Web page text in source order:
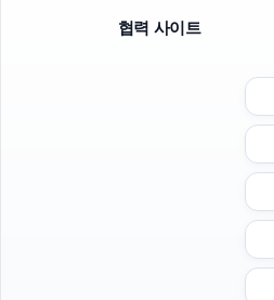
협력 사이트